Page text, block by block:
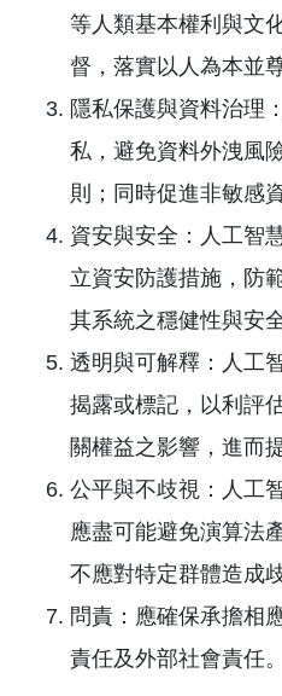
等人類基本權利與文
督，落實以人為本並
隱私保護與資料治理
私，避免資料外洩風
則；同時促進非敏感
資安與安全：人工智
立資安防護措施，防
其系統之穩健性與安全
透明與可解釋：人工
揭露或標記，以利評
關權益之影響，進而
公平與不歧視：人工
應盡可能避免演算法
不應對特定群體造成
問責：應確保承擔相
責任及外部社會責任。